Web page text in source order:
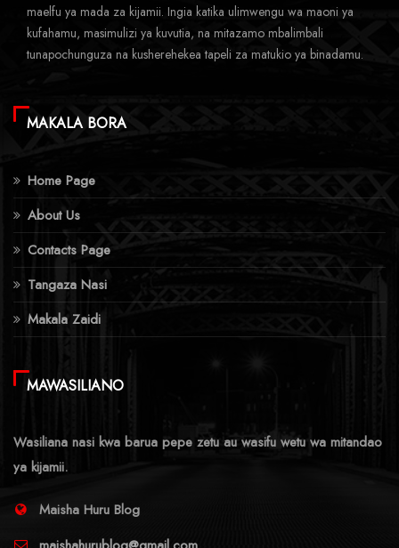
maelfu ya mada za kijamii. Ingia katika ulimwengu wa maoni ya
kufahamu, masimulizi ya kuvutia, na mitazamo mbalimbali
tunapochunguza na kusherehekea tapeli za matukio ya binadamu.
MAKALA BORA
Home Page
About Us
Contacts Page
Tangaza Nasi
Makala Zaidi
MAWASILIANO
Wasiliana nasi kwa barua pepe zetu au wasifu wetu wa mitandao
ya kijamii.
Maisha Huru Blog